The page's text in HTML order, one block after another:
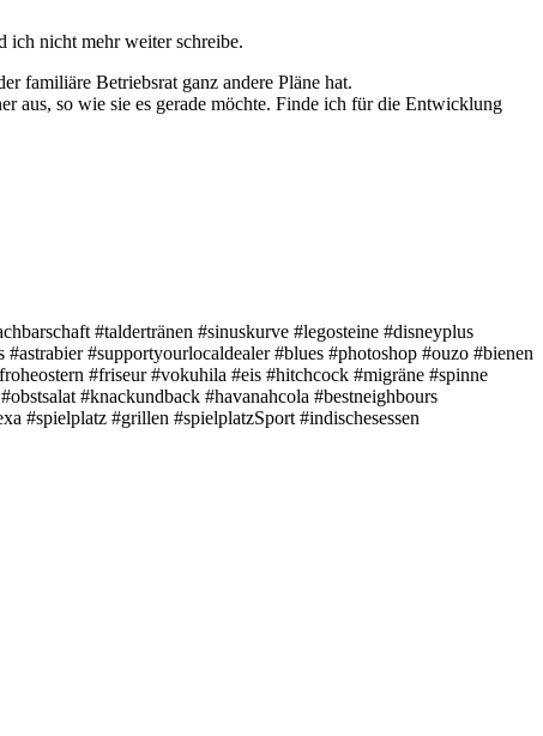
ich nicht mehr weiter schreibe.
familiäre Betriebsrat ganz andere Pläne hat.
aus, so wie sie es gerade möchte. Finde ich für die Entwicklung
#taldertränen #sinuskurve #legosteine #disneyplus
#supportyourlocaldealer #blues #photoshop #ouzo #bienen
#friseur #vokuhila #eis #hitchcock #migräne #spinne
#knackundback #havanahcola #bestneighbours
#spielplatz #grillen #spielplatzSport #indischesessen